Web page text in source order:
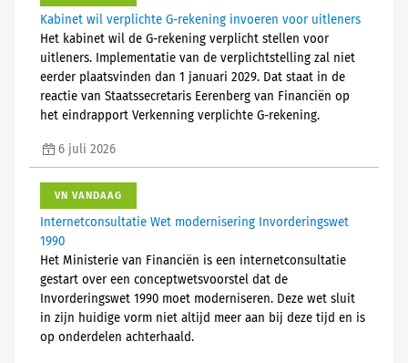
Kabinet wil verplichte G-rekening invoeren voor uitleners
Het kabinet wil de G-rekening verplicht stellen voor
uitleners. Implementatie van de verplichtstelling zal niet
eerder plaatsvinden dan 1 januari 2029. Dat staat in de
reactie van Staatssecretaris Eerenberg van Financiën op
het eindrapport Verkenning verplichte G-rekening.
6 juli 2026
VN VANDAAG
Internetconsultatie Wet modernisering Invorderingswet
1990
Het Ministerie van Financiën is een internetconsultatie
gestart over een conceptwetsvoorstel dat de
Invorderingswet 1990 moet moderniseren. Deze wet sluit
in zijn huidige vorm niet altijd meer aan bij deze tijd en is
op onderdelen achterhaald.